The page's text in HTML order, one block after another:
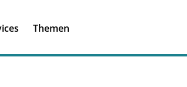
Themen
Ich habe einen